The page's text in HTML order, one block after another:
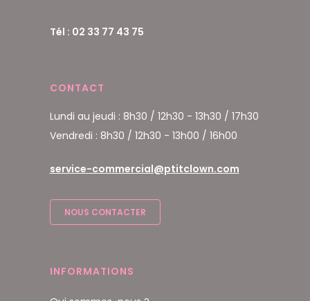
Tél : 02 33 77 43 75
CONTACT
Lundi au jeudi : 8h30 / 12h30 - 13h30 / 17h30
Vendredi : 8h30 / 12h30 - 13h00 / 16h00
service-commercial@ptitclown.com
NOUS CONTACTER
INFORMATIONS